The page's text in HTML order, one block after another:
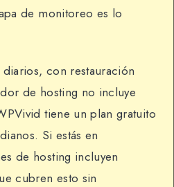
de monitoreo es lo
con restauración
de hosting no incluye
tiene un plan gratuito
Si estás en
de hosting incluyen
cubren esto sin